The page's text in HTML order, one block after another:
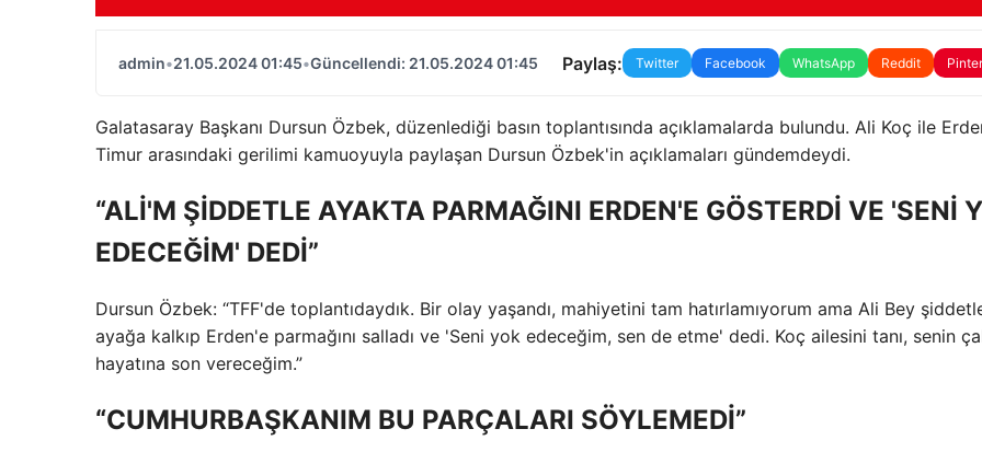
admin•21.05.2024 01:45•Güncellendi: 21.05.2024 01:45 Paylaş: Twitter Facebook WhatsApp Reddit
Galatasaray Başkanı Dursun Özbek, düzenlediği basın toplantısında açıklamalarda bulundu. Ali Koç ile
Timur arasındaki gerilimi kamuoyuyla paylaşan Dursun Özbek'in açıklamaları gündemdeydi.
“ALİ'M ŞİDDETLE AYAKTA PARMAĞINI ERDEN'E GÖSTERDİ VE 'SENİ
EDECEĞİM' DEDİ”
Dursun Özbek: “TFF'de toplantıdaydık. Bir olay yaşandı, mahiyetini tam hatırlamıyorum ama Ali Bey
ayağa kalkıp Erden'e parmağını salladı ve 'Seni yok edeceğim, sen de etme' dedi. Koç ailesini tanı, senin
hayatına son vereceğim.”
“CUMHURBAŞKANIM BU PARÇALARI SÖYLEMEDİ”